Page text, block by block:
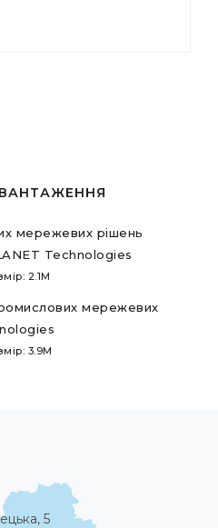
мережевих рішень
Technologies
2.1M
мережевих
3.9M
5